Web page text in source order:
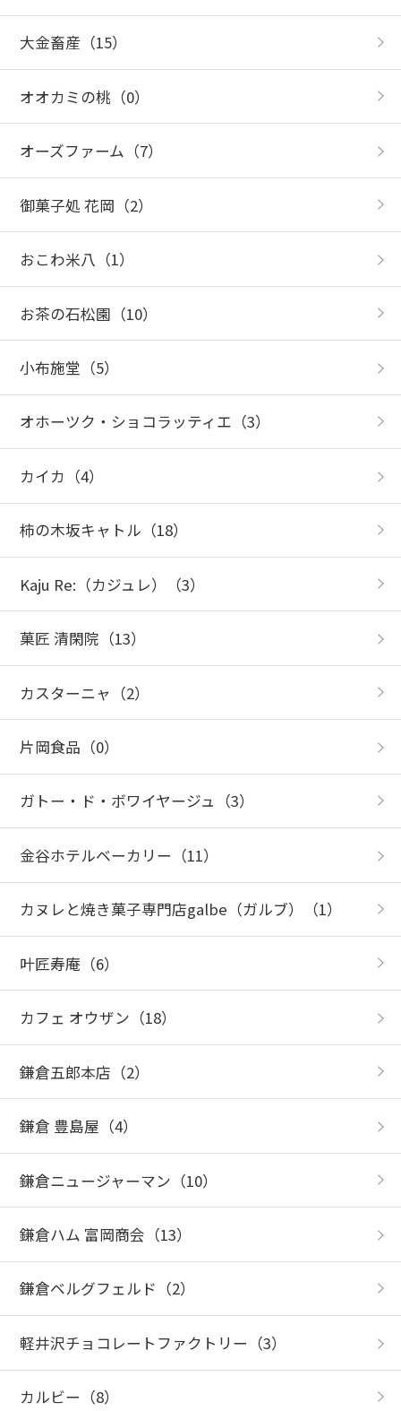
大金畜産（15）
オオカミの桃 （0）
オーズファーム （7）
御菓子処 花岡 （2）
おこわ米八 （1）
お茶の石松園 （10）
小布施堂 （5）
オホーツク・ショコラッティエ （3）
カイカ （4）
柿の木坂キャトル （18）
Kaju Re:（カジュレ） （3）
菓匠 清閑院 （13）
カスターニャ （2）
片岡食品 （0）
ガトー・ド・ボワイヤージュ （3）
金谷ホテルベーカリー （11）
カヌレと焼き菓子専門店galbe（ガルブ） （1）
叶匠寿庵 （6）
カフェ オウザン （18）
鎌倉五郎本店 （2）
鎌倉 豊島屋 （4）
鎌倉ニュージャーマン （10）
鎌倉ハム 富岡商会 （13）
鎌倉ベルグフェルド （2）
軽井沢チョコレートファクトリー （3）
カルビー （8）